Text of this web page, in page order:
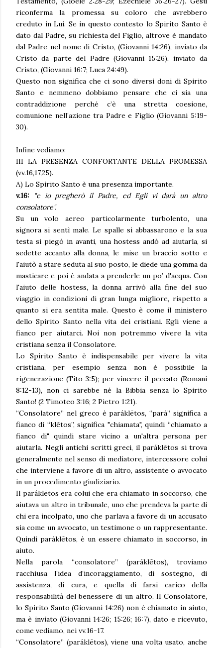
riconferma la promessa su coloro che avrebbero
creduto in Lui. Se in questo contesto lo Spirito Santo è
dato dal Padre, su richiesta del Figlio, altrove è mandato
dal Padre nel nome di Cristo, (Giovanni 14:26), inviato da
Cristo da parte del Padre (Giovanni 15:26), inviato da
Cristo, (Giovanni 16:7; Luca 24:49).
Questo non significa che ci sono diversi doni di Spirito
Santo e nemmeno dobbiamo pensare che ci sia una
contraddizione perché c’è una stretta coesione,
comunione nell’azione tra Padre e Figlio (Giovanni 5:19-
30).
Infine vediamo:
III LA PRESENZA CONFORTANTE DELLA PROMESSA
(vv.16,17,25).
A) Lo Spirito Santo è una presenza importante.
v.16:
"e io pregherò il Padre, ed Egli vi darà un altro
consolatore".
Su un volo aereo particolarmente turbolento, una
signora si sentì male. Le spalle si abbassarono e la sua
testa si piegò in avanti, una hostess andò ad aiutarla, si
sedette accanto alla donna, le mise un braccio sotto e
l'aiutò a stare seduta al suo posto, le diede una gomma da
masticare e poi è andata a prenderle un po’ d'acqua. Con
l'aiuto delle hostess, la donna arrivò alla fine del suo
viaggio in condizioni di gran lunga migliore, rispetto a
quanto si era sentita male. Questo è come il ministero
dello Spirito Santo nella vita dei cristiani. Egli viene a
fianco per aiutarci. Noi non potremmo vivere la vita
cristiana senza il Consolatore.
Lo Spirito Santo è indispensabile per vivere la vita
cristiana, per esempio senza non è possibile la
rigenerazione (Tito 3:5); per vincere il peccato (Romani
8:12-13), non ci sarebbe né la Bibbia senza lo Spirito
Santo! (2 Timoteo 3:16; 2 Pietro 1:21).
“Consolatore” nel greco è paráklētos, “pará” significa a
fianco di “klētos”, significa "chiamata", quindi “chiamato a
fianco di" quindi stare vicino a un'altra persona per
aiutarla. Negli antichi scritti greci, il paráklētos si trova
generalmente nel senso di mediatore, intercessore colui
che interviene a favore di un altro, assistente o avvocato
in un procedimento giudiziario.
Il paráklētos era colui che era chiamato in soccorso, che
aiutava un altro in tribunale, uno che prendeva la parte di
chi era incolpato, uno che parlava a favore di un accusato
sia come un avvocato, un testimone o un rappresentante.
Quindi paráklētos, è un essere chiamato in soccorso, in
aiuto.
Nella parola “consolatore” (paráklētos), troviamo
racchiusa l’idea d’incoraggiamento, di sostegno, di
assistenza, di cura, e quella di farsi carico della
responsabilità del benessere di un altro. Il Consolatore,
lo Spirito Santo (Giovanni 14:26) non è chiamato in aiuto,
ma è inviato (Giovanni 14:26; 15:26; 16:7), dato e ricevuto,
come vediamo, nei vv.16-17.
“Consolatore” (paráklētos), viene una volta usato, anche